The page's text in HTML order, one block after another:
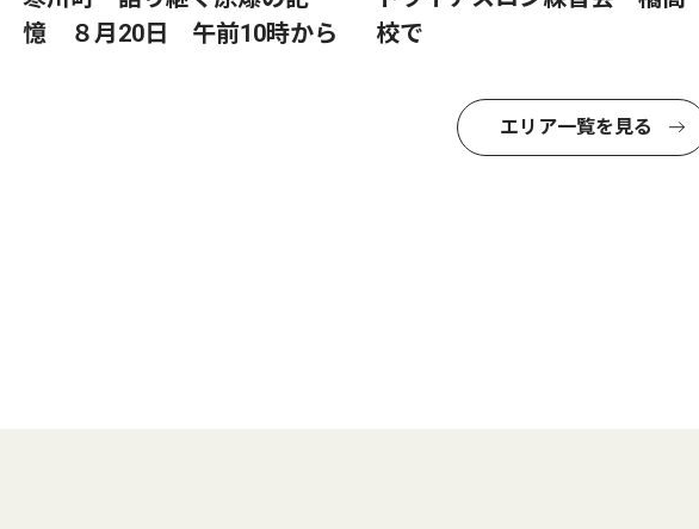
憶 ８月20日 午前10時から
校で
エリア一覧を見る